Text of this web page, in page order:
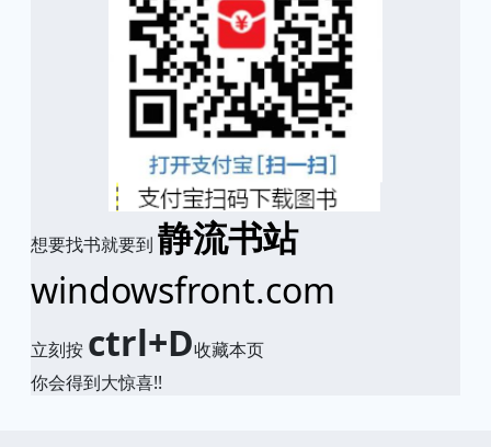
想要找书就要到 静流书站
windowsfront.com
立刻按 ctrl+D收藏本页
你会得到大惊喜!!